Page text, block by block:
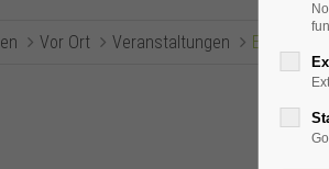
Vor Ort Veranstaltungen